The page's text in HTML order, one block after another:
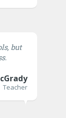
but
Teacher